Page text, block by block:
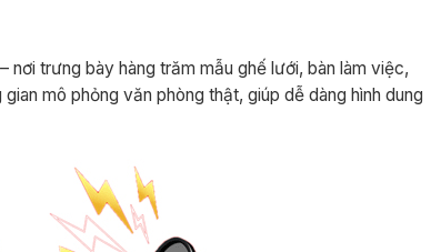
nơi trưng bày hàng trăm mẫu ghế lưới, bàn làm việc,
mô phỏng văn phòng thật, giúp dễ dàng hình dung